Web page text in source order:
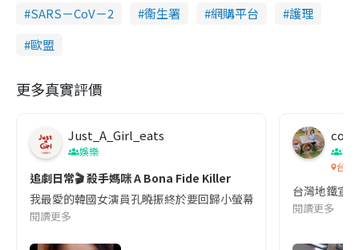
SARS－CoV－2
衞生署 網購平台
護理
歐盟
更多真實評價
Just_A_Girl_eats
娛樂
追劇日常🎬 殺手媽咪 A Bona Fide Killer
我最愛的韓國女演員孔曉振終於要回歸小螢幕啦!這次的劇本改編
閱讀更多
co
吹
台灣
台灣地鐵宣
閱讀更多